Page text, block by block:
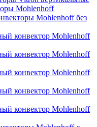
Mohlenhoff
Mohlenhoff без
конвектор Mohlenhoff
конвектор Mohlenhoff
конвектор Mohlenhoff
конвектор Mohlenhoff
конвектор Mohlenhoff